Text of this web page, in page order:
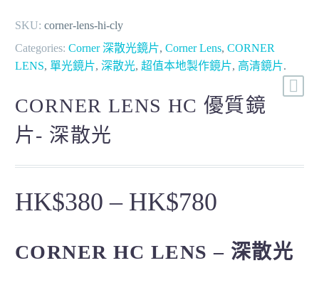
SKU: corner-lens-hi-cly
Categories: Corner 深散光鏡片, Corner Lens, CORNER
LENS, 單光鏡片, 深散光, 超值本地製作鏡片, 高清鏡片.
CORNER LENS HC 優質鏡
片- 深散光
HK$380 – HK$780
CORNER HC LENS – 深散光